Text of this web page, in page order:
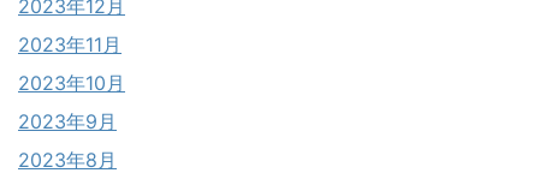
2023年12月
2023年11月
2023年10月
2023年9月
2023年8月